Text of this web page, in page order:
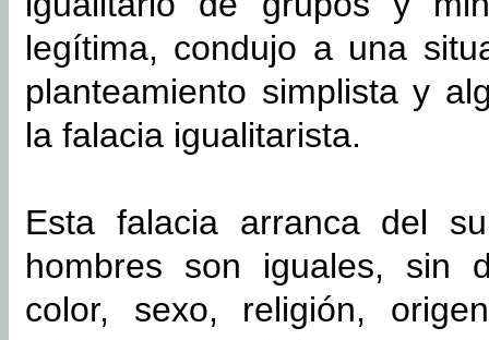
legítima, condujo a una
planteamiento simplista y
la falacia igualitarista.
Esta falacia arranca del
hombres son iguales, sin
color, sexo, religión,